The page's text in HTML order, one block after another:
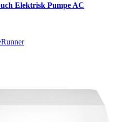
Elektrisk Pumpe AC